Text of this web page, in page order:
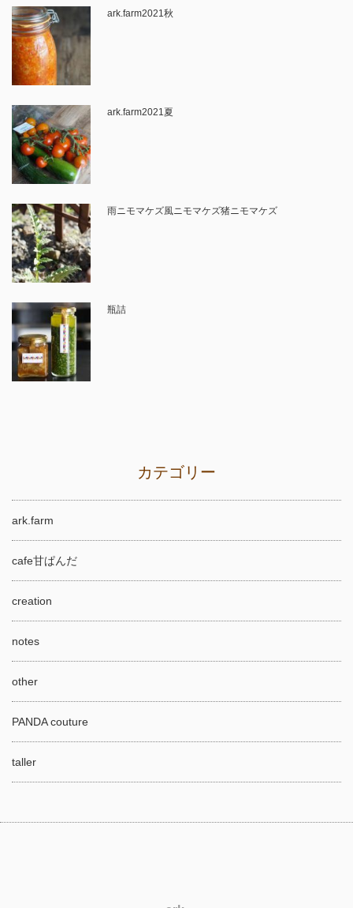
ark.farm2021秋
ark.farm2021夏
雨ニモマケズ風ニモマケズ猪ニモマケズ
瓶詰
カテゴリー
ark.farm
cafe甘ぱんだ
creation
notes
other
PANDA couture
taller